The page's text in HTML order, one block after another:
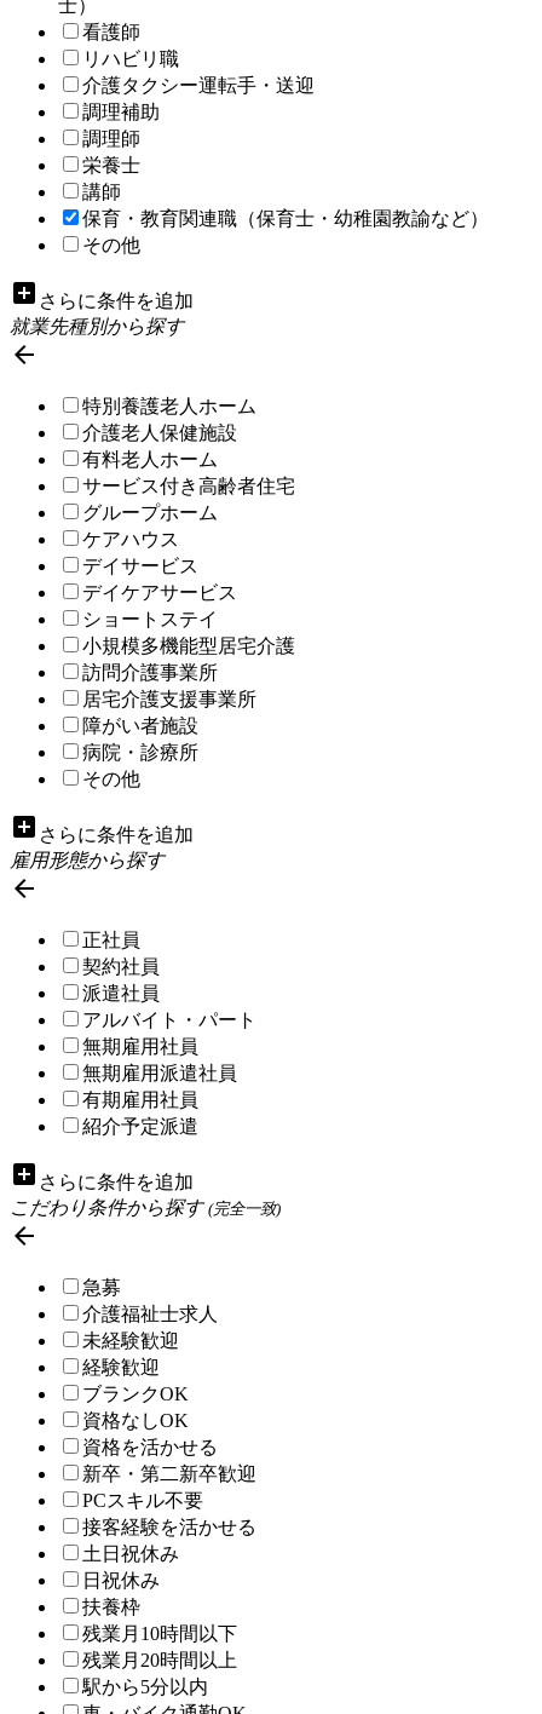
士）
看護師
リハビリ職
介護タクシー運転手・送迎
調理補助
調理師
栄養士
講師
保育・教育関連職（保育士・幼稚園教諭など）
その他
add_box さらに条件を追加
就業先種別から探す

特別養護老人ホーム
介護老人保健施設
有料老人ホーム
サービス付き高齢者住宅
グループホーム
ケアハウス
デイサービス
デイケアサービス
ショートステイ
小規模多機能型居宅介護
訪問介護事業所
居宅介護支援事業所
障がい者施設
病院・診療所
その他
add_box さらに条件を追加
雇用形態から探す

正社員
契約社員
派遣社員
アルバイト・パート
無期雇用社員
無期雇用派遣社員
有期雇用社員
紹介予定派遣
add_box さらに条件を追加
こだわり条件から探す(完全一致)

急募
介護福祉士求人
未経験歓迎
経験歓迎
ブランクOK
資格なしOK
資格を活かせる
新卒・第二新卒歓迎
PCスキル不要
接客経験を活かせる
土日祝休み
日祝休み
扶養枠
残業月10時間以下
残業月20時間以上
駅から5分以内